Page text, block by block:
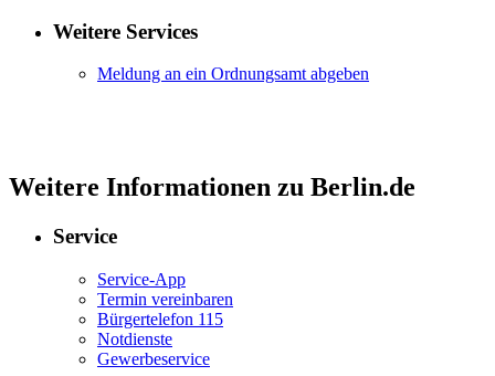
Weitere Services
Meldung an ein Ordnungsamt abgeben
Weitere Informationen zu Berlin.de
Service
Service-App
Termin vereinbaren
Bürgertelefon 115
Notdienste
Gewerbeservice